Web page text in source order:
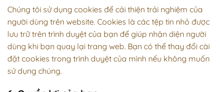
Chúng tôi sử dụng cookies để cải thiện trải nghiệm của
người dùng trên website. Cookies là các tệp tin nhỏ được
lưu trữ trên trình duyệt của bạn để giúp nhận diện người
dùng khi bạn quay lại trang web. Bạn có thể thay đổi cài
đặt cookies trong trình duyệt của mình nếu không muốn
sử dụng chúng.